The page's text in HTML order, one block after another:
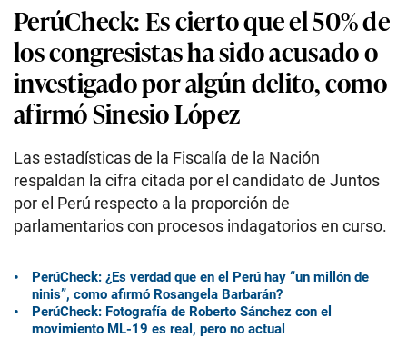
PerúCheck: Es cierto que el 50% de
los congresistas ha sido acusado o
investigado por algún delito, como
afirmó Sinesio López
Las estadísticas de la Fiscalía de la Nación
respaldan la cifra citada por el candidato de Juntos
por el Perú respecto a la proporción de
parlamentarios con procesos indagatorios en curso.
PerúCheck: ¿Es verdad que en el Perú hay “un millón de
ninis”, como afirmó Rosangela Barbarán?
PerúCheck: Fotografía de Roberto Sánchez con el
movimiento ML-19 es real, pero no actual